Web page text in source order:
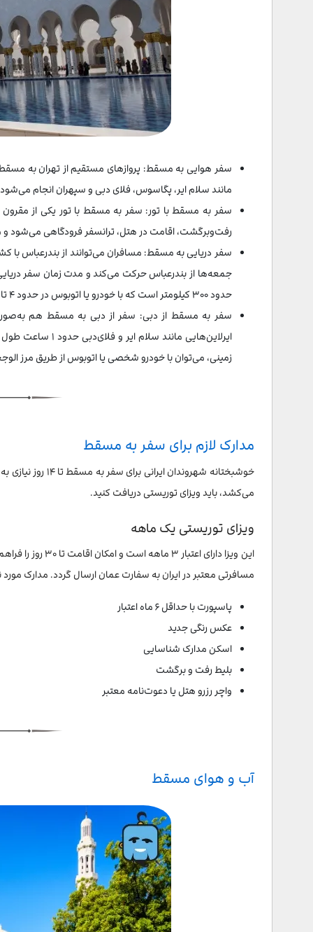
مانند سلام ایر، پگاسوس، فلای دبی و سپهران انجام
سفر به مسقط با تور: سفر به مسقط با تور یکی از مقرون
رفت‌وبرگشت، اقامت در هتل، ترانسفر فرودگاهی می‌شود و مدت
سفر دریایی به مسقط: مسافران می‌توانند از بندرعباس
حدود ۳۰۰ کیلومتر است که با خودرو یا اتوبوس در حدود ۴ تا ۵ ساعت فاصله دارد.
سفر به مسقط از دبی: سفر از دبی به مسقط هم
ایرلاین‌هایی
زمینی، می‌توان با خودرو شخصی یا اتوبوس از طریق مرز الوججه وارد
مدارک لازم برای سفر به مسقط
می‌کشد، باید ویزای توریستی دریافت کنید.
ویزای توریستی یک ماهه
این ویزا دارای
مسافرتی معتبر در ایران به سفارت عمان ارسال گردد. مدارک
پاسپورت با حداقل ۶ ماه اعتبار
عکس رنگی جدید
اسکن مدارک شناسایی
بلیط رفت و برگشت
واچر رزرو هتل یا دعوت‌نامه معتبر
آب و هوای مسقط